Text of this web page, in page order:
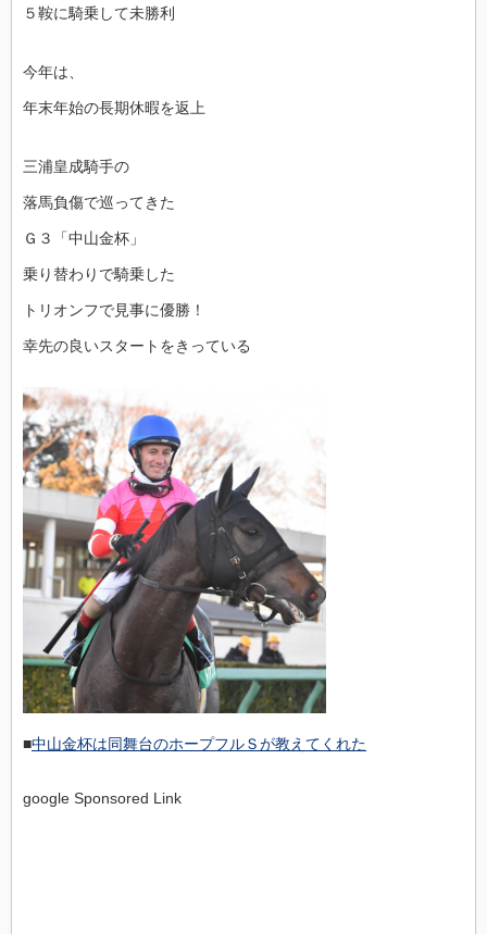
５鞍に騎乗して未勝利
今年は、
年末年始の長期休暇を返上
三浦皇成騎手の
落馬負傷で巡ってきた
Ｇ３「中山金杯」
乗り替わりで騎乗した
トリオンフで見事に優勝！
幸先の良いスタートをきっている
■中山金杯は同舞台のホープフルＳが教えてくれた
google Sponsored Link